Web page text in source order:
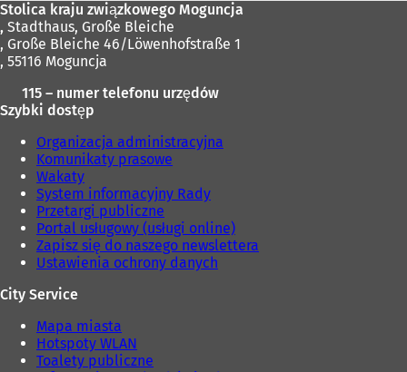
Stolica kraju związkowego Moguncja
, Stadthaus, Große Bleiche
, Große Bleiche 46/Löwenhofstraße 1
, 55116 Moguncja
115 – numer telefonu urzędów
Szybki dostęp
Organizacja administracyjna
Komunikaty prasowe
Wakaty
System informacyjny Rady
Przetargi publiczne
Portal usługowy (usługi online)
Zapisz się do naszego newslettera
Ustawienia ochrony danych
City Service
Mapa miasta
Hotspoty WLAN
Toalety publiczne